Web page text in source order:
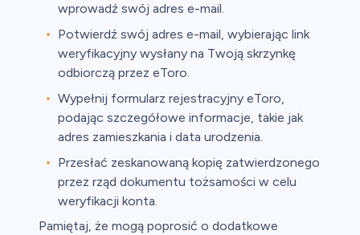
wprowadź swój adres e-mail.
Potwierdź swój adres e-mail, wybierając link
weryfikacyjny wysłany na Twoją skrzynkę
odbiorczą przez eToro.
Wypełnij formularz rejestracyjny eToro,
podając szczegółowe informacje, takie jak
adres zamieszkania i data urodzenia.
Przesłać zeskanowaną kopię zatwierdzonego
przez rząd dokumentu tożsamości w celu
weryfikacji konta.
Pamiętaj, że mogą poprosić o dodatkowe